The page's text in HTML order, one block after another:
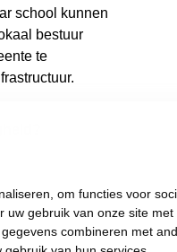
om functies voor
gebruik van onze site
combineren met
school kunnen
bestuur
te